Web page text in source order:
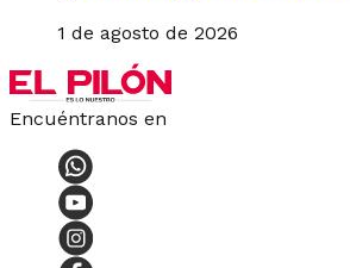
1 de agosto de 2026
Encuéntranos en